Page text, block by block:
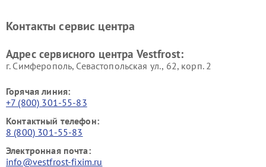
Vestfrost
Контакты сервис центра
Адрес сервисного центра Vestfrost:
г. Симферополь, Севастопольская ул., 62, корп. 2
Горячая линия:
+7 (800) 301-55-83
Контактный телефон:
8 (800) 301-55-83
Электронная почта:
info@vestfrost-fixim.ru